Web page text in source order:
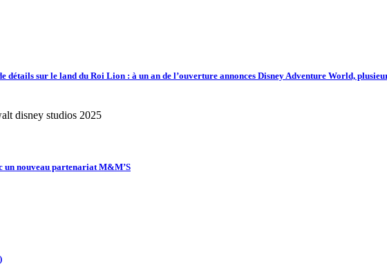
sur le land du Roi Lion : à un an de l’ouverture annonces Disney Adventure World,
un nouveau partenariat M&M’S